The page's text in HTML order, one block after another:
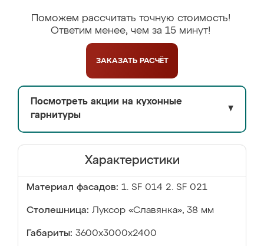
Поможем рассчитать точную стоимость!
Ответим менее, чем за 15 минут!
ЗАКАЗАТЬ РАСЧЁТ
Посмотреть акции на кухонные
гарнитуры
▼
Характеристики
Материал фасадов: 1. SF 014 2. SF 021
Столешница: Луксор «Славянка», 38 мм
Габариты: 3600х3000х2400